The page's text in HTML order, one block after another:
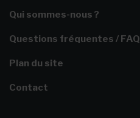
Qui sommes-nous ?
Questions fréquentes / FAQ
Plan du site
Contact